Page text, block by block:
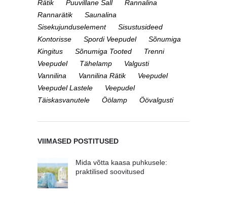
Rätik
Puuvillane Sall
Rannalina
Rannarätik
Saunalina
Sisekujunduselement
Sisustusideed
Kontorisse
Spordi Veepudel
Sõnumiga
Kingitus
Sõnumiga Tooted
Trenni
Veepudel
Tähelamp
Valgusti
Vannilina
Vannilina Rätik
Veepudel
Veepudel Lastele
Veepudel
Täiskasvanutele
Öölamp Öövalgusti
VIIMASED POSTITUSED
Mida võtta kaasa puhkusele:
praktilised soovitused